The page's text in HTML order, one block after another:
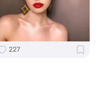
227